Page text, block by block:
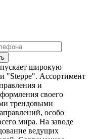
широкую
"Steppe". Ассортимент
и
своего
трендовыми
особо
мира. На заводе
ведущих